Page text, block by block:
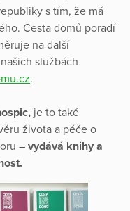
s tím, že má
Cesta domů poradí
na další
službách
.
je to také
života a péče o
– vydává knihy a